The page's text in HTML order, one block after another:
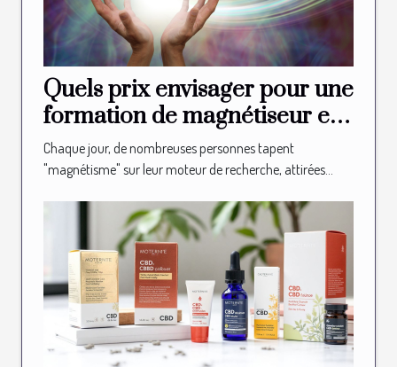
Quels prix envisager pour une
formation de magnétiseur en
ligne ?
Chaque jour, de nombreuses personnes tapent
"magnétisme" sur leur moteur de recherche, attirées...